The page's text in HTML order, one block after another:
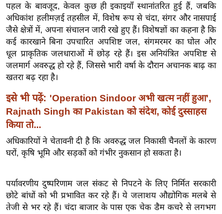
ल
श
ख्सि
य
त
यं
इं
डि
या
सा
हि
ज
ग
त
पहल के बावजूद, केवल कुछ ही इकाइयाँ स्थानांतरित हुई हैं, जबकि
अधिकांश हलीमज़ई तहसील में, विशेष रूप से चंदा, संगर और नासपाई
जैसे क्षेत्रों में, अपना संचालन जारी रखे हुए हैं। विशेषज्ञों का कहना है कि
कई कारखाने बिना उपचारित अपशिष्ट जल, संगमरमर का घोल और
धूल प्राकृतिक जलधाराओं में छोड़ रहे हैं। इस अनियंत्रित अपशिष्ट से
जलमार्ग अवरुद्ध हो रहे हैं, जिससे भारी वर्षा के दौरान अचानक बाढ़ का
खतरा बढ़ रहा है।
इसे भी पढ़ें: 'Operation Sindoor अभी खत्म नहीं हुआ',
Rajnath Singh का Pakistan को संदेश, कोई दुस्साहस
किया तो...
अधिकारियों ने चेतावनी दी है कि अवरुद्ध जल निकासी चैनलों के कारण
घरों, कृषि भूमि और सड़कों को गंभीर नुकसान हो सकता है।
पर्यावरणीय दुष्परिणाम जल संकट से निपटने के लिए निर्मित सरकारी
छोटे बांधों को भी प्रभावित कर रहे हैं। ये जलाशय औद्योगिक मलबे से
तेजी से भर रहे हैं। चंदा बाजार के पास एक चेक डैम कचरे से लगभग